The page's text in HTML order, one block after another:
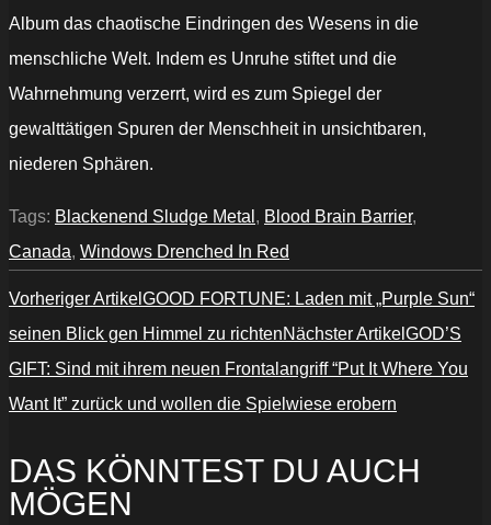
Album das chaotische Eindringen des Wesens in die
menschliche Welt. Indem es Unruhe stiftet und die
Wahrnehmung verzerrt, wird es zum Spiegel der
gewalttätigen Spuren der Menschheit in unsichtbaren,
niederen Sphären.
Tags: Blackenend Sludge Metal , Blood Brain Barrier,
Canada, Windows Drenched In Red
Vorheriger Artikel GOOD FORTUNE: Laden mit „Purple Sun“
seinen Blick gen Himmel zu richtenNächster Artikel GOD’S
GIFT: Sind mit ihrem neuen Frontalangriff “Put It Where You
Want It” zurück und wollen die Spielwiese erobern
DAS KÖNNTEST DU AUCH
MÖGEN